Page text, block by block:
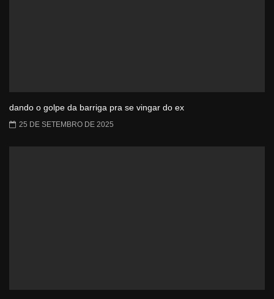
dando o golpe da barriga pra se vingar do ex
25 DE SETEMBRO DE 2025